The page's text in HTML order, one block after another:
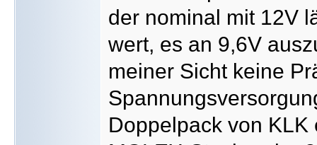
der nominal mit 12V
wert, es an 9,6V
meiner Sicht keine
Doppelpack von